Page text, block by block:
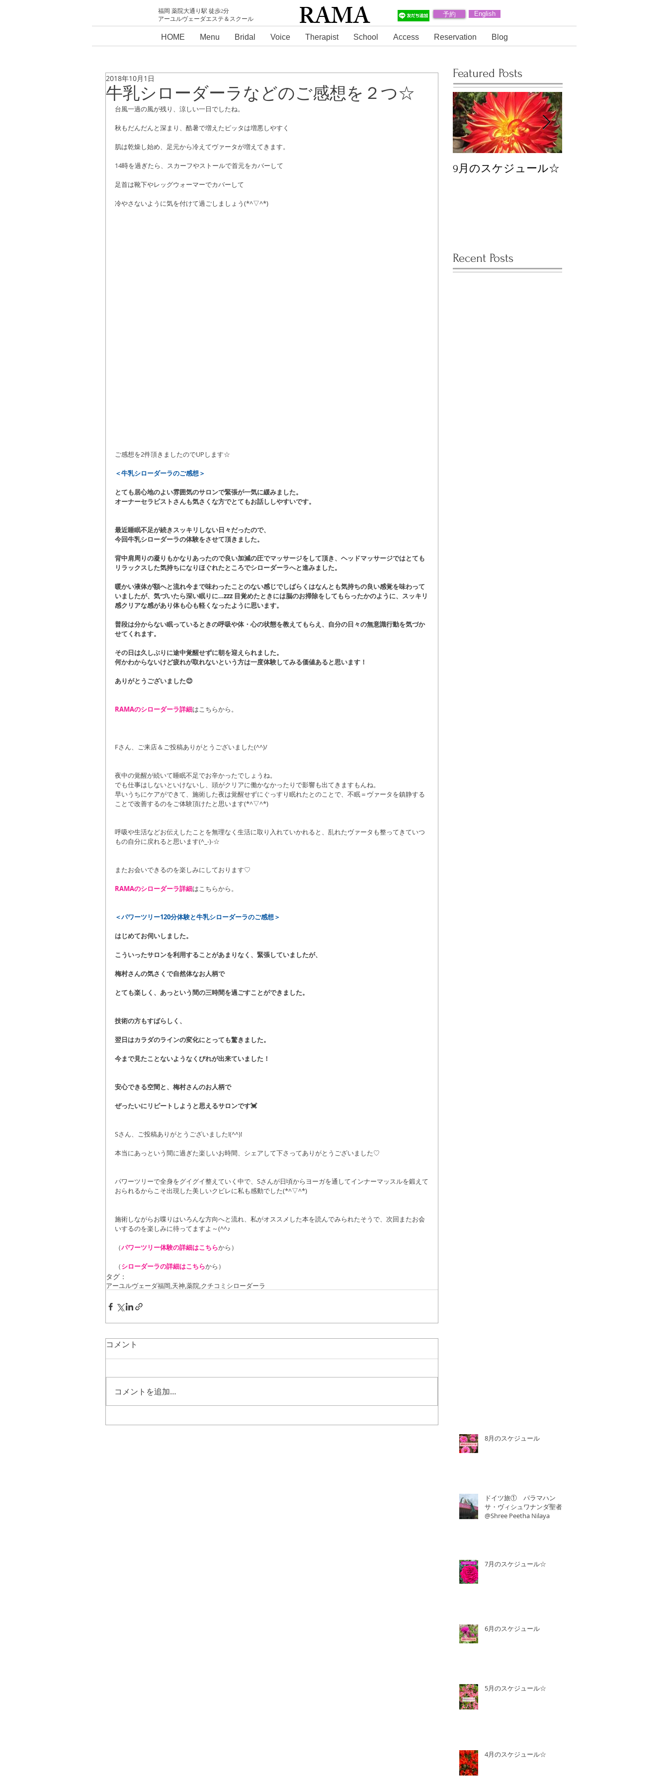
福岡 薬院大通り駅 徒歩2分
アーユルヴェーダエステ＆スクール
RAMA 予約 English
HOME Menu Bridal Voice Therapist School Access Reservation Blog
牛乳シローダーラなどのご感想を２つ☆
2018年10月1日
台風一過の風が残り、涼しい一日でしたね。
秋もだんだんと深まり、酷暑で増えたピッタは増悪しやすく
肌は乾燥し始め、足元から冷えてヴァータが増えてきます。
14時を過ぎたら、スカーフやストールで首元をカバーして
足首は靴下やレッグウォーマーでカバーして
冷やさないように気を付けて過ごしましょう(*^▽^*)
ご感想を2件頂きましたのでUPします☆
＜牛乳シローダーラのご感想＞
とても居心地のよい雰囲気のサロンで緊張が一気に緩みました。
オーナーセラピストさんも気さくな方でとてもお話ししやすいです。
最近睡眠不足が続きスッキリしない日々だったので、
今回牛乳シローダーラの体験をさせて頂きました。
背中肩周りの凝りもかなりあったので良い加減の圧でマッサージをして頂き、ヘッドマッサージではとても
リラックスした気持ちになりほぐれたところでシローダーラへと進みました。
暖かい液体が額へと流れ今まで味わったことのない感じでしばらくはなんとも気持ちの良い感覚を味わって
いましたが、気づいたら深い眠りに…zzz 目覚めたときには脳のお掃除をしてもらったかのように、スッキリ
感クリアな感があり体も心も軽くなったように思います。
普段は分からない眠っているときの呼吸や体・心の状態を教えてもらえ、自分の日々の無意識行動を気づか
せてくれます。
その日は久しぶりに途中覚醒せずに朝を迎えられました。
何かわからないけど疲れが取れないという方は一度体験してみる価値あると思います！
ありがとうございました😊
RAMAのシローダーラ詳細はこちらから。
Fさん、ご来店＆ご投稿ありがとうございました(^^)/
夜中の覚醒が続いて睡眠不足でお辛かったでしょうね。
でも仕事はしないといけないし、頭がクリアに働かなかったりで影響も出てきますもんね。
早いうちにケアができて、施術した夜は覚醒せずにぐっすり眠れたとのことで、不眠＝ヴァータを鎮静する
ことで改善するのをご体験頂けたと思います(*^▽^*)
呼吸や生活などお伝えしたことを無理なく生活に取り入れていかれると、乱れたヴァータも整ってきていつ
もの自分に戻れると思います(^_-)-☆
またお会いできるのを楽しみにしております♡
RAMAのシローダーラ詳細はこちらから。
＜パワーツリー120分体験と牛乳シローダーラのご感想＞
はじめてお伺いしました。
こういったサロンを利用することがあまりなく、緊張していましたが、
梅村さんの気さくで自然体なお人柄で
とても楽しく、あっという間の三時間を過ごすことができました。
技術の方もすばらしく、
翌日はカラダのラインの変化にとっても驚きました。
今まで見たことないようなくびれが出来ていました！
安心できる空間と、梅村さんのお人柄で
ぜったいにリピートしようと思えるサロンです💓
Sさん、ご投稿ありがとうございました!(^^)!
本当にあっという間に過ぎた楽しいお時間、シェアして下さってありがとうございました♡
パワーツリーで全身をグイグイ整えていく中で、Sさんが日頃からヨーガを通してインナーマッスルを鍛えて
おられるからこそ出現した美しいクビレに私も感動でした(*^▽^*)
施術しながらお喋りはいろんな方向へと流れ、私がオススメした本を読んでみられたそうで、次回またお会
いするのを楽しみに待ってますよ～(^^♪
（パワーツリー体験の詳細はこちらから）
（シローダーラの詳細はこちらから）
タグ：
アーユルヴェーダ福岡,天神,薬院,クチコミ シローダーラ
コメント
コメントを追加…
Featured Posts
9月のスケジュール☆
Recent Posts
8月のスケジュール
ドイツ旅① パラマハン
サ・ヴィシュワナンダ聖者
@Shree Peetha Nilaya
7月のスケジュール☆
6月のスケジュール
5月のスケジュール☆
4月のスケジュール☆